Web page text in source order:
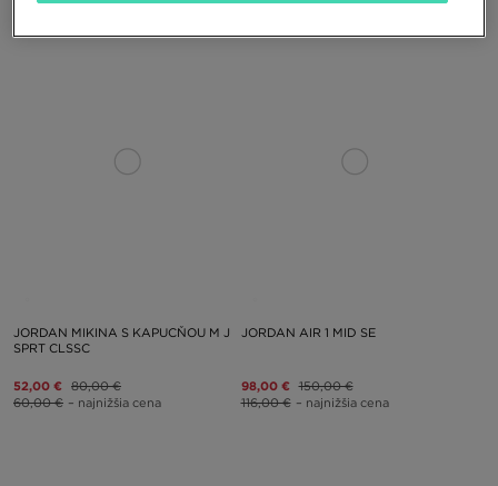
JORDAN MIKINA S KAPUCŇOU M J
SPRT CLSSC
52,00 € 80,00 €
60,00 € – najnižšia cena
JORDAN AIR 1 MID SE
98,00 € 150,00 €
116,00 € – najnižšia cena